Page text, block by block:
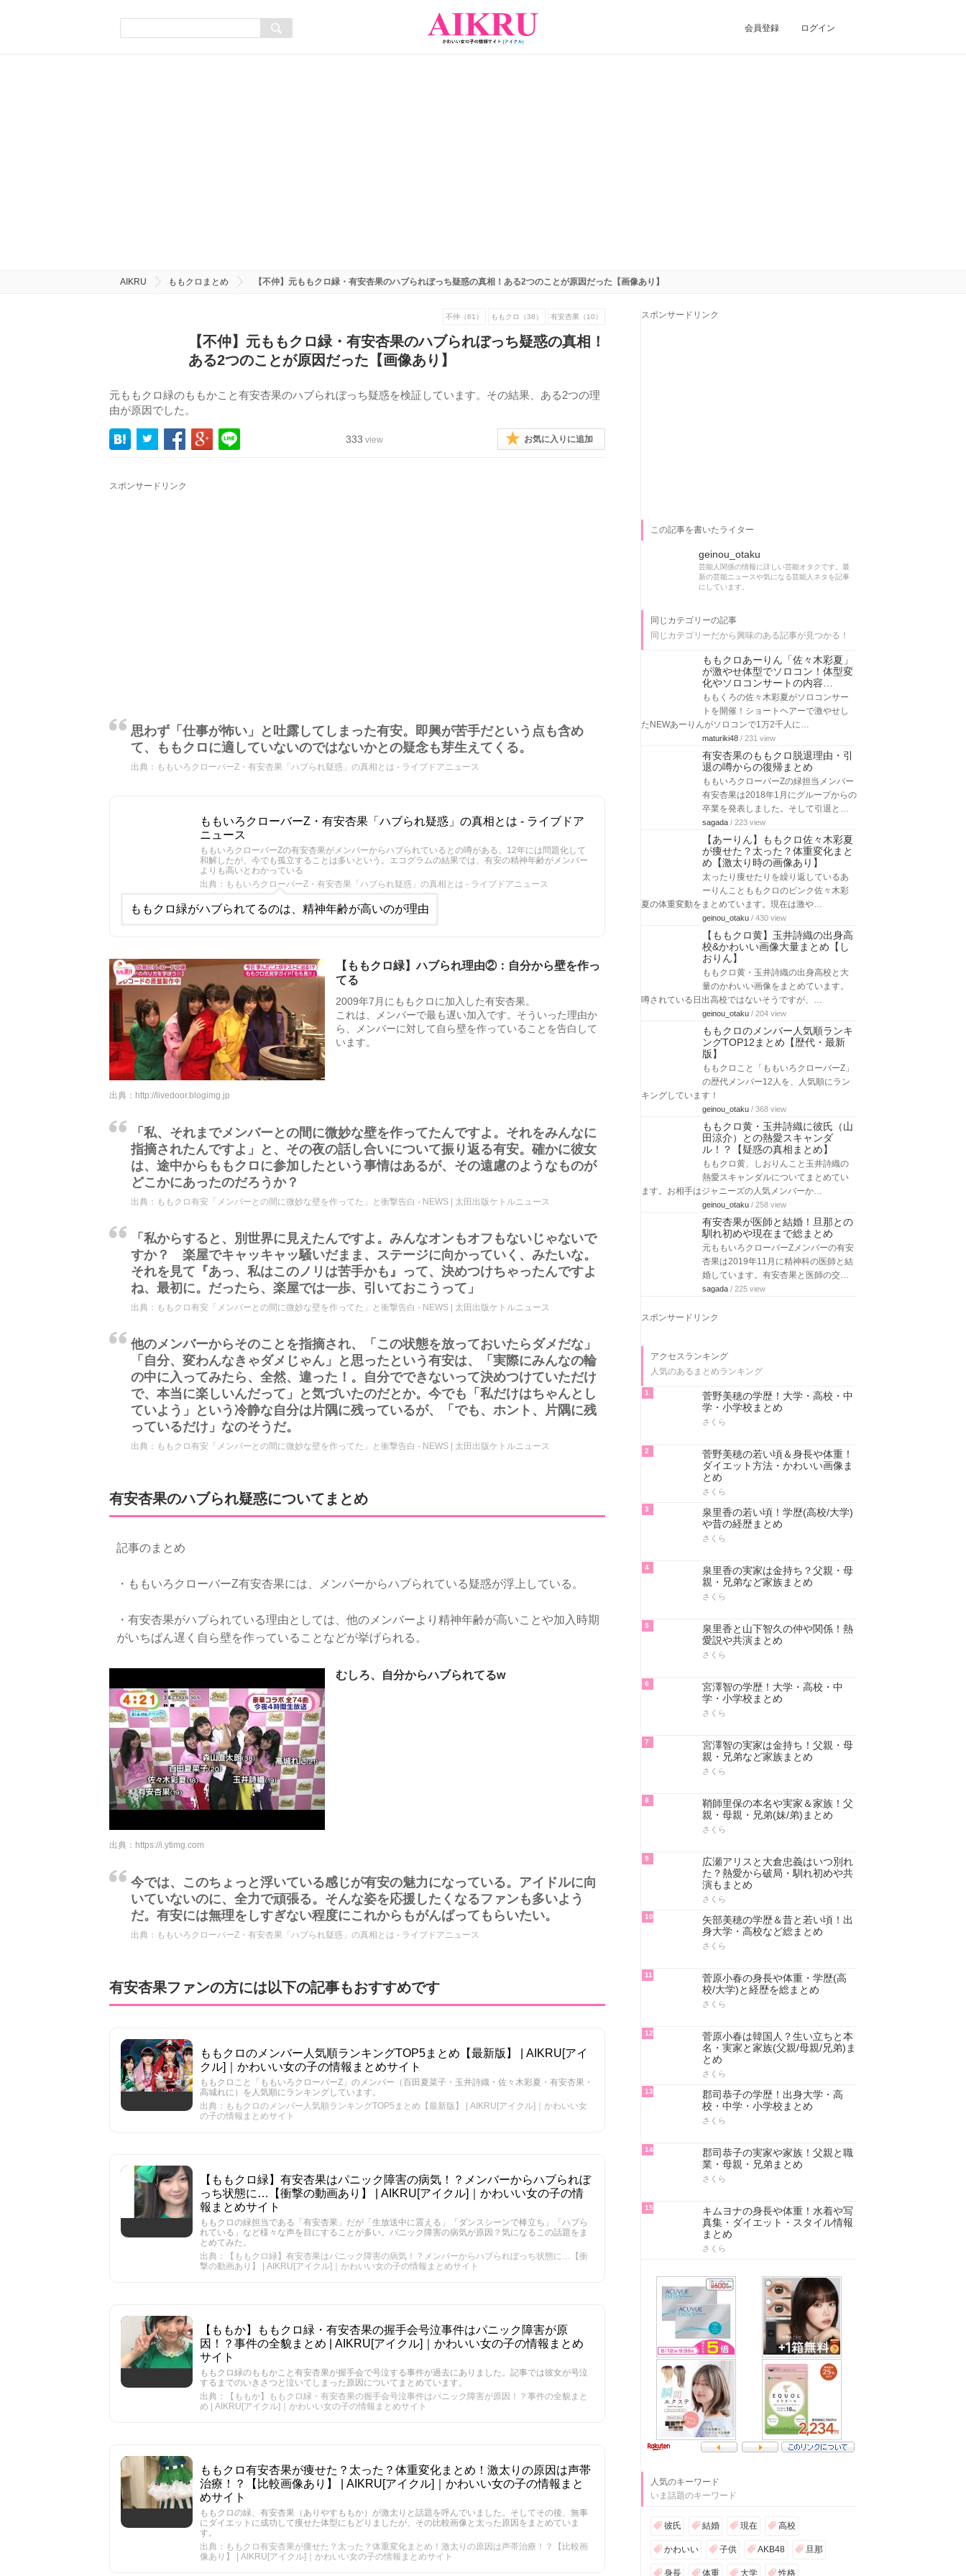
会員登録 ログイン
AIKRU ももクロまとめ 【不仲】元ももクロ緑・有安杏果のハブられぼっち疑惑の真相！ある2つのことが原因だった【画像あり】
不仲（61） ももクロ（38） 有安杏果（10）
【不仲】元ももクロ緑・有安杏果のハブられぼっち疑惑の真相！
ある2つのことが原因だった【画像あり】
元ももクロ緑のももかこと有安杏果のハブられぼっち疑惑を検証しています。その結果、ある2つの理
由が原因でした。
333 view お気に入りに追加
スポンサードリンク
思わず「仕事が怖い」と吐露してしまった有安。即興が苦手だという点も含め
て、ももクロに適していないのではないかとの疑念も芽生えてくる。
出典： ももいろクローバーZ・有安杏果「ハブられ疑惑」の真相とは - ライブドアニュース
ももいろクローバーZ・有安杏果「ハブられ疑惑」の真相とは - ライブドア
ニュース
ももいろクローバーZの有安杏果がメンバーからハブられているとの噂がある。12年には問題化して
和解したが、今でも孤立することは多いという。エコグラムの結果では、有安の精神年齢がメンバー
よりも高いとわかっている
出典：ももいろクローバーZ・有安杏果「ハブられ疑惑」の真相とは - ライブドアニュース
ももクロ緑がハブられてるのは、精神年齢が高いのが理由
【ももクロ緑】ハブられ理由②：自分から壁を作っ
てる
2009年7月にももクロに加入した有安杏果。
これは、メンバーで最も遅い加入です。そういった理由か
ら、メンバーに対して自ら壁を作っていることを告白して
います。
出典： http://livedoor.blogimg.jp
「私、それまでメンバーとの間に微妙な壁を作ってたんですよ。それをみんなに
指摘されたんですよ」と、その夜の話し合いについて振り返る有安。確かに彼女
は、途中からももクロに参加したという事情はあるが、その遠慮のようなものが
どこかにあったのだろうか？
出典： ももクロ有安「メンバーとの間に微妙な壁を作ってた」と衝撃告白 - NEWS | 太田出版ケトルニュース
「私からすると、別世界に見えたんですよ。みんなオンもオフもないじゃないで
すか？ 楽屋でキャッキャッ騒いだまま、ステージに向かっていく、みたいな。
それを見て『あっ、私はこのノリは苦手かも』って、決めつけちゃったんですよ
ね、最初に。だったら、楽屋では一歩、引いておこうって」
出典： ももクロ有安「メンバーとの間に微妙な壁を作ってた」と衝撃告白 - NEWS | 太田出版ケトルニュース
他のメンバーからそのことを指摘され、「この状態を放っておいたらダメだな」
「自分、変わんなきゃダメじゃん」と思ったという有安は、「実際にみんなの輪
の中に入ってみたら、全然、違った！。自分でできないって決めつけていただけ
で、本当に楽しいんだって」と気づいたのだとか。今でも「私だけはちゃんとし
ていよう」という冷静な自分は片隅に残っているが、「でも、ホント、片隅に残
っているだけ」なのそうだ。
出典： ももクロ有安「メンバーとの間に微妙な壁を作ってた」と衝撃告白 - NEWS | 太田出版ケトルニュース
有安杏果のハブられ疑惑についてまとめ
記事のまとめ
・ももいろクローバーZ有安杏果には、メンバーからハブられている疑惑が浮上している。
・有安杏果がハブられている理由としては、他のメンバーより精神年齢が高いことや加入時期
がいちばん遅く自ら壁を作っていることなどが挙げられる。
むしろ、自分からハブられてるw
出典： https://i.ytimg.com
今では、このちょっと浮いている感じが有安の魅力になっている。アイドルに向
いていないのに、全力で頑張る。そんな姿を応援したくなるファンも多いよう
だ。有安には無理をしすぎない程度にこれからもがんばってもらいたい。
出典： ももいろクローバーZ・有安杏果「ハブられ疑惑」の真相とは - ライブドアニュース
有安杏果ファンの方には以下の記事もおすすめです
ももクロのメンバー人気順ランキングTOP5まとめ【最新版】 | AIKRU[アイ
クル]｜かわいい女の子の情報まとめサイト
ももクロこと「ももいろクローバーZ」のメンバー（百田夏菜子・玉井詩織・佐々木彩夏・有安杏果・
高城れに）を人気順にランキングしています。
出典：ももクロのメンバー人気順ランキングTOP5まとめ【最新版】 | AIKRU[アイクル]｜かわいい女
の子の情報まとめサイト
【ももクロ緑】有安杏果はパニック障害の病気！？メンバーからハブられぼ
っち状態に…【衝撃の動画あり】 | AIKRU[アイクル]｜かわいい女の子の情
報まとめサイト
ももクロの緑担当である「有安杏果」だが「生放送中に震える」「ダンスシーンで棒立ち」「ハブら
れている」など様々な声を目にすることが多い。パニック障害の病気が原因？気になるこの話題をま
とめてみた。
出典：【ももクロ緑】有安杏果はパニック障害の病気！？メンバーからハブられぼっち状態に…【衝
撃の動画あり】 | AIKRU[アイクル]｜かわいい女の子の情報まとめサイト
【ももか】ももクロ緑・有安杏果の握手会号泣事件はパニック障害が原
因！？事件の全貌まとめ | AIKRU[アイクル]｜かわいい女の子の情報まとめ
サイト
ももクロ緑のももかこと有安杏果が握手会で号泣する事件が過去にありました。記事では彼女が号泣
するまでのいきさつと泣いてしまった原因についてまとめています。
出典：【ももか】ももクロ緑・有安杏果の握手会号泣事件はパニック障害が原因！？事件の全貌まと
め | AIKRU[アイクル]｜かわいい女の子の情報まとめサイト
ももクロ有安杏果が痩せた？太った？体重変化まとめ！激太りの原因は声帯
治療！？【比較画像あり】 | AIKRU[アイクル]｜かわいい女の子の情報まと
めサイト
ももクロの緑、有安杏果（ありやすももか）が激太りと話題を呼んでいました。そしてその後、無事
にダイエットに成功して痩せた体型にもどりましたが、その比較画像と太った原因をまとめていま
す。
出典：ももクロ有安杏果が痩せた？太った？体重変化まとめ！激太りの原因は声帯治療！？【比較画
像あり】 | AIKRU[アイクル]｜かわいい女の子の情報まとめサイト
スポンサードリンク
この記事を書いたライター
geinou_otaku
芸能人関係の情報に詳しい芸能オタクです。最
新の芸能ニュースや気になる芸能人ネタを記事
にしています。
同じカテゴリーの記事
同じカテゴリーだから興味のある記事が見つかる！
ももクロあーりん「佐々木彩夏」
が激やせ体型でソロコン！体型変
化やソロコンサートの内容…
ももくろの佐々木彩夏がソロコンサー
トを開催！ショートヘアーで激やせし
たNEWあーりんがソロコンで1万2千人に…
maturiki48 / 231 view
有安杏果のももクロ脱退理由・引
退の噂からの復帰まとめ
ももいろクローバーZの緑担当メンバー
有安杏果は2018年1月にグループからの
卒業を発表しました。そして引退と…
sagada / 223 view
【あーりん】ももクロ佐々木彩夏
が痩せた？太った？体重変化まと
め【激太り時の画像あり】
太ったり痩せたりを繰り返しているあ
ーりんことももクロのピンク佐々木彩
夏の体重変動をまとめています。現在は激や…
geinou_otaku / 430 view
【ももクロ黄】玉井詩織の出身高
校&かわいい画像大量まとめ【し
おりん】
ももクロ黄・玉井詩織の出身高校と大
量のかわいい画像をまとめています。
噂されている日出高校ではないそうですが、…
geinou_otaku / 204 view
ももクロのメンバー人気順ランキ
ングTOP12まとめ【歴代・最新
版】
ももクロこと「ももいろクローバーZ」
の歴代メンバー12人を、人気順にラン
キングしています！
geinou_otaku / 368 view
ももクロ黄・玉井詩織に彼氏（山
田涼介）との熱愛スキャンダ
ル！？【疑惑の真相まとめ】
ももクロ黄、しおりんこと玉井詩織の
熱愛スキャンダルについてまとめてい
ます。お相手はジャニーズの人気メンバーか…
geinou_otaku / 258 view
有安杏果が医師と結婚！旦那との
馴れ初めや現在まで総まとめ
元ももいろクローバーZメンバーの有安
杏果は2019年11月に精神科の医師と結
婚しています。有安杏果と医師の交…
sagada / 225 view
スポンサードリンク
アクセスランキング
人気のあるまとめランキング
1
菅野美穂の学歴！大学・高校・中
学・小学校まとめ
さくら
2
菅野美穂の若い頃＆身長や体重！
ダイエット方法・かわいい画像ま
とめ
さくら
3
泉里香の若い頃！学歴(高校/大学)
や昔の経歴まとめ
さくら
4
泉里香の実家は金持ち？父親・母
親・兄弟など家族まとめ
さくら
5
泉里香と山下智久の仲や関係！熱
愛説や共演まとめ
さくら
6
宮澤智の学歴！大学・高校・中
学・小学校まとめ
さくら
7
宮澤智の実家は金持ち！父親・母
親・兄弟など家族まとめ
さくら
8
鞘師里保の本名や実家＆家族！父
親・母親・兄弟(妹/弟)まとめ
さくら
9
広瀬アリスと大倉忠義はいつ別れ
た？熱愛から破局・馴れ初めや共
演もまとめ
さくら
10
矢部美穂の学歴＆昔と若い頃！出
身大学・高校など総まとめ
さくら
11
菅原小春の身長や体重・学歴(高
校/大学)と経歴を総まとめ
さくら
12
菅原小春は韓国人？生い立ちと本
名・実家と家族(父親/母親/兄弟)ま
とめ
さくら
13
郡司恭子の学歴！出身大学・高
校・中学・小学校まとめ
さくら
14
郡司恭子の実家や家族！父親と職
業・母親・兄弟まとめ
さくら
15
キムヨナの身長や体重！水着や写
真集・ダイエット・スタイル情報
まとめ
さくら
人気のキーワード
いま話題のキーワード
彼氏 結婚 現在 高校
かわいい 子供 AKB48 旦那
身長 体重 大学 性格